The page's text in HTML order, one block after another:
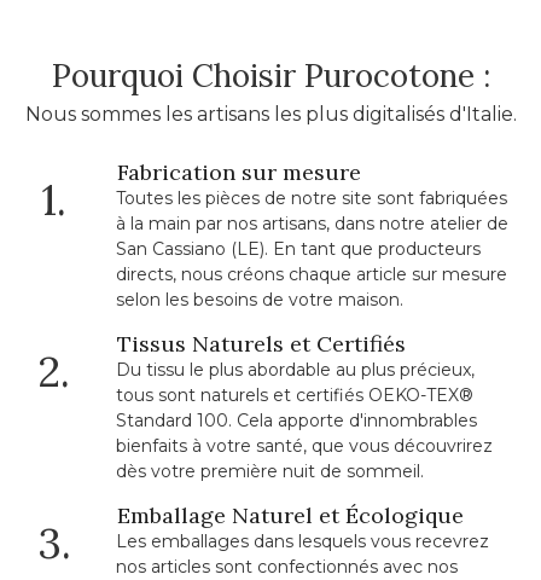
Pourquoi Choisir Purocotone :
Nous sommes les artisans les plus digitalisés d'Italie.
1.
Fabrication sur mesure
Toutes les pièces de notre site sont fabriquées
à la main par nos artisans, dans notre atelier de
San Cassiano (LE). En tant que producteurs
directs, nous créons chaque article sur mesure
selon les besoins de votre maison.
2.
Tissus Naturels et Certifiés
Du tissu le plus abordable au plus précieux,
tous sont naturels et certifiés OEKO-TEX®
Standard 100. Cela apporte d'innombrables
bienfaits à votre santé, que vous découvrirez
dès votre première nuit de sommeil.
3.
Emballage Naturel et Écologique
Les emballages dans lesquels vous recevrez
nos articles sont confectionnés avec nos